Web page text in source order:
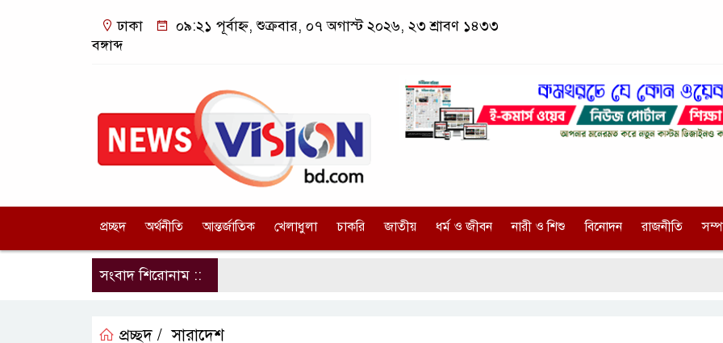
ঢাকা
০৯:২১ পূর্বাহ্ন, শুক্রবার, ০৭ অগাস্ট ২০২৬, ২৩ শ্রাবণ ১৪৩৩
বঙ্গাব্দ
প্রচ্ছদ অর্থনীতি আন্তর্জাতিক খেলাধুলা চাকরি জাতীয় ধর্ম ও জীবন নারী ও শিশু বিনোদন রাজনীতি
সংবাদ শিরোনাম ::
প্রচ্ছদ / সারাদেশ